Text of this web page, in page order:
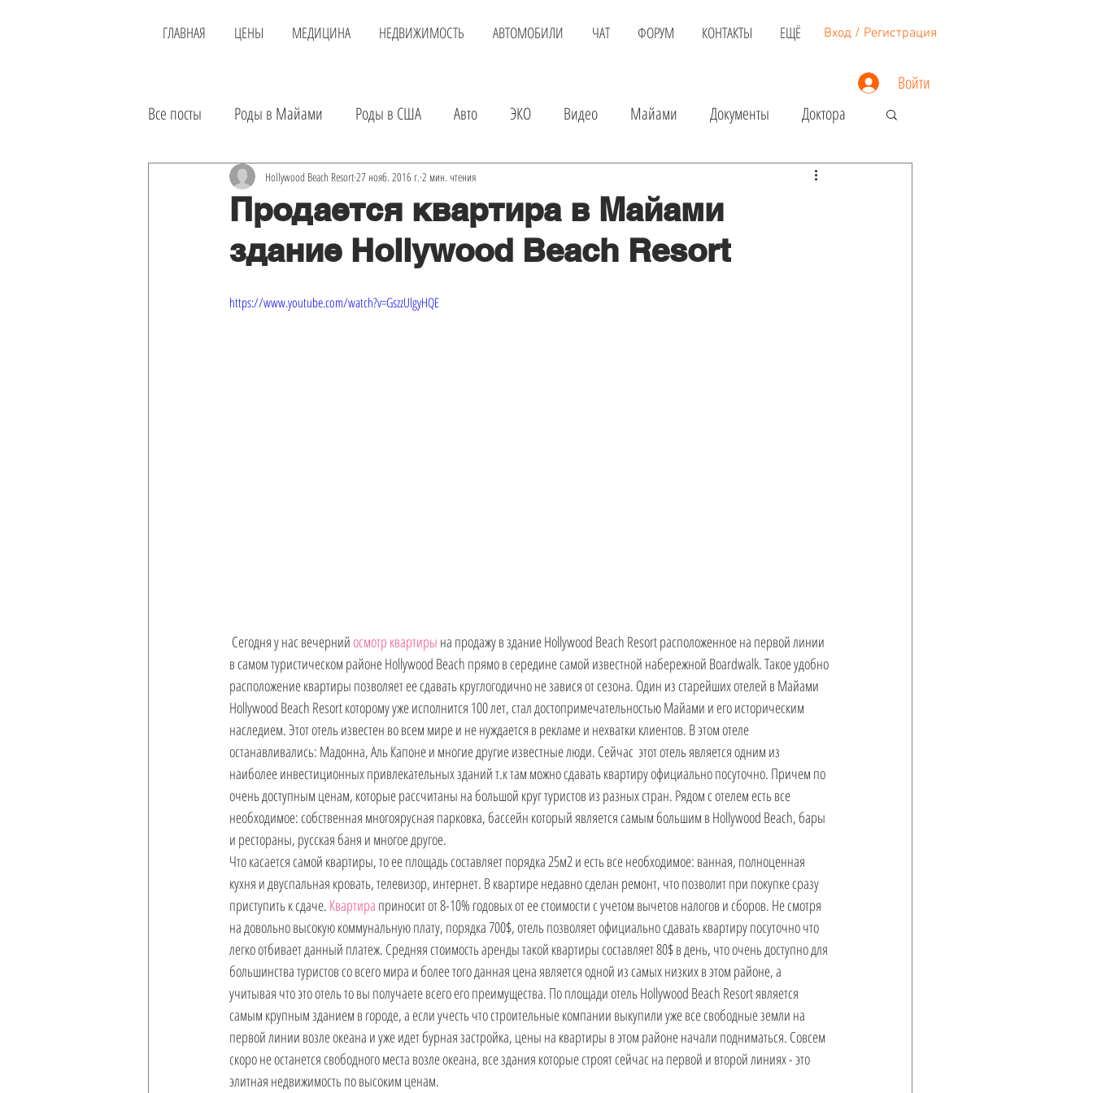
ГЛАВНАЯ ЦЕНЫ МЕДИЦИНА НЕДВИЖИМОСТЬ АВТОМОБИЛИ ЧАТ ФОРУМ КОНТАКТЫ ЕЩЁ Вход / Регистрация
Войти
Все посты
Роды в Майами Роды в США Авто ЭКО Видео Майами Документы Доктора
Районы Доставка Детские магазины Недвижимость
Инвестиции Аренда авто Экскурсии в Майами Шопинг Развлечения
Экскурсии Лечение в США Онлайн доктор
Продается квартира в Майами
здание Hollywood Beach Resort
Hollywood Beach Resort27 нояб. 2016 г. 2 мин. чтения
https://www.youtube.com/watch?v=GszzUlgyHQE
Сегодня у нас вечерний осмотр квартиры на продажу в здание Hollywood Beach Resort расположенное на первой линии
в самом туристическом районе Hollywood Beach прямо в середине самой известной набережной Boardwalk. Такое удобно
расположение квартиры позволяет ее сдавать круглогодично не завися от сезона. Один из старейших отелей в Майами
Hollywood Beach Resort которому уже исполнится 100 лет, стал достопримечательностью Майами и его историческим
наследием. Этот отель известен во всем мире и не нуждается в рекламе и нехватки клиентов. В этом отеле
останавливались: Мадонна, Аль Капоне и многие другие известные люди. Сейчас  этот отель является одним из
наиболее инвестиционных привлекательных зданий т.к там можно сдавать квартиру официально посуточно. Причем по
очень доступным ценам, которые рассчитаны на большой круг туристов из разных стран. Рядом с отелем есть все
необходимое: собственная многоярусная парковка, бассейн который является самым большим в Hollywood Beach, бары
и рестораны, русская баня и многое другое.
Что касается самой квартиры, то ее площадь составляет порядка 25м2 и есть все необходимое: ванная, полноценная
кухня и двуспальная кровать, телевизор, интернет. В квартире недавно сделан ремонт, что позволит при покупке сразу
приступить к сдаче. Квартира приносит от 8-10% годовых от ее стоимости с учетом вычетов налогов и сборов. Не смотря
на довольно высокую коммунальную плату, порядка 700$, отель позволяет официально сдавать квартиру посуточно что
легко отбивает данный платеж. Средняя стоимость аренды такой квартиры составляет 80$ в день, что очень доступно для
большинства туристов со всего мира и более того данная цена является одной из самых низких в этом районе, а
учитывая что это отель то вы получаете всего его преимущества. По площади отель Hollywood Beach Resort является
самым крупным зданием в городе, а если учесть что строительные компании выкупили уже все свободные земли на
первой линии возле океана и уже идет бурная застройка, цены на квартиры в этом районе начали подниматься. Совсем
скоро не останется свободного места возле океана, все здания которые строят сейчас на первой и второй линиях - это
элитная недвижимость по высоким ценам.